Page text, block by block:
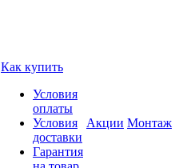
Как купить
Условия
оплаты
Условия
доставки
Гарантия
Акции Монтаж